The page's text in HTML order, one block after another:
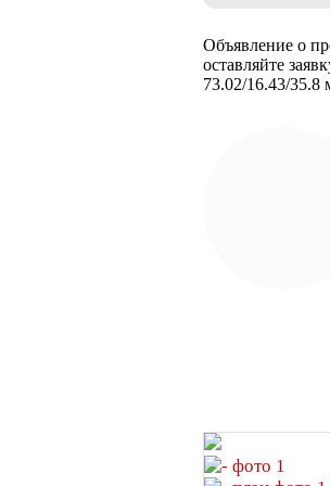
Объявление о
оставляйте
73.02/16.43/35.8